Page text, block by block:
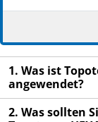
Wenn Sie
Wenn Sie
sich an
1. Was ist
angewendet?
2. Was sollten